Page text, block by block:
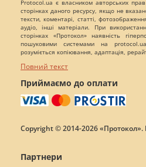
Protocol.ua є власником авторських
сторінках даного ресурсу, якщо не
тексти, коментарі, статті,
аудіо, інші матеріали. При
сторінках «Протокол» наявність
пошуковими системами на
розуміється копіювання, адаптація,
Повний текст
Приймаємо до оплати
Copyright © 2014-2026 «Протокол».
Партнери